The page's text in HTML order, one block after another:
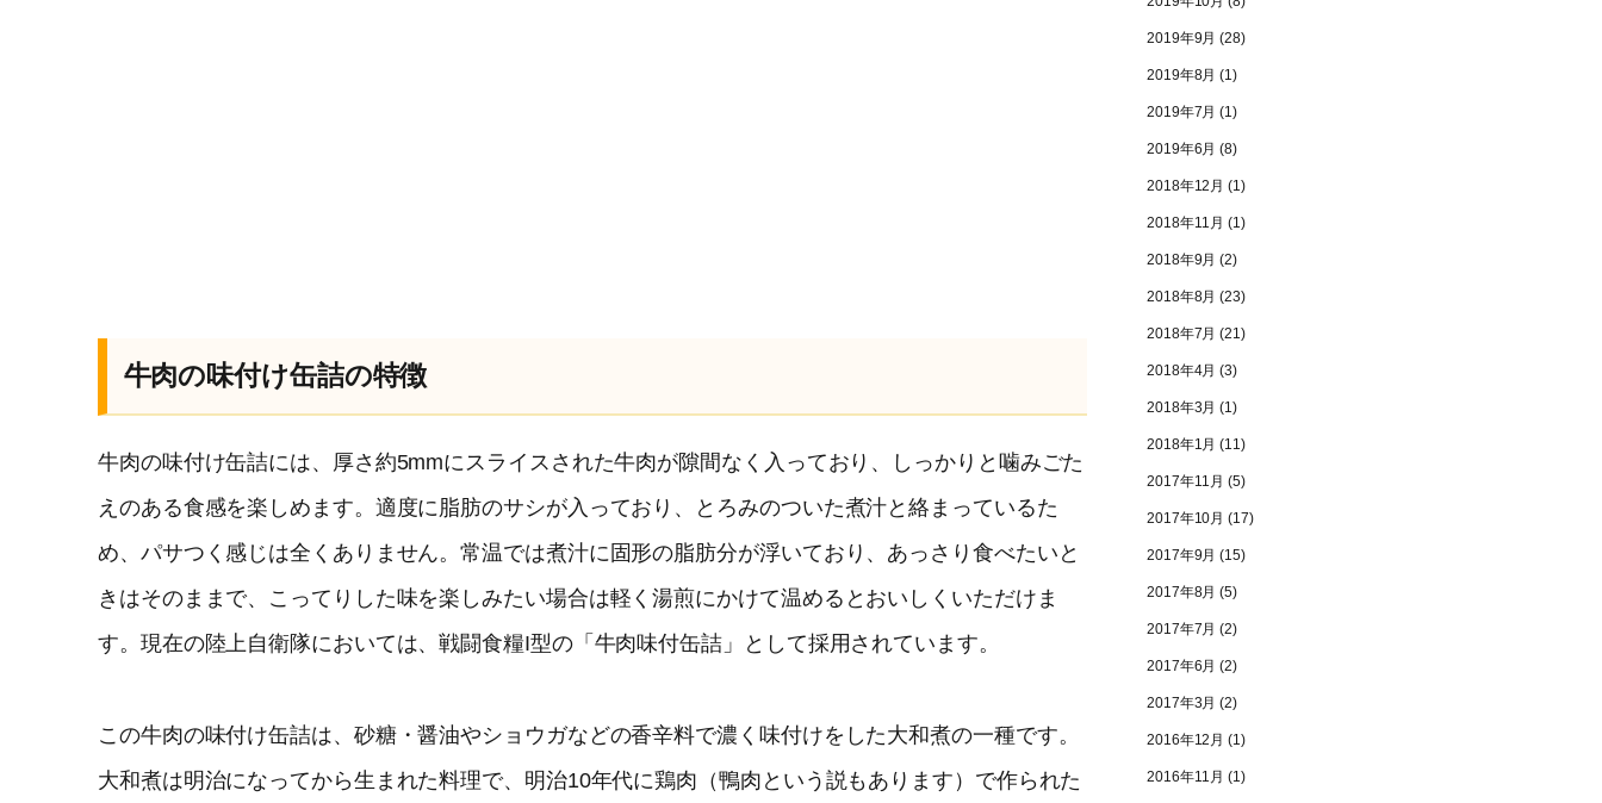
牛肉の味付け缶詰の特徴
牛肉の味付け缶詰には、厚さ約5mmにスライスされた牛肉が隙間なく入っており、しっかりと噛みごた
えのある食感を楽しめます。適度に脂肪のサシが入っており、とろみのついた煮汁と絡まっているた
め、パサつく感じは全くありません。常温では煮汁に固形の脂肪分が浮いており、あっさり食べたいと
きはそのままで、こってりした味を楽しみたい場合は軽く湯煎にかけて温めるとおいしくいただけま
す。現在の陸上自衛隊においては、戦闘食糧I型の「牛肉味付缶詰」として採用されています。
この牛肉の味付け缶詰は、砂糖・醤油やショウガなどの香辛料で濃く味付けをした大和煮の一種です。
大和煮は明治になってから生まれた料理で、明治10年代に鶏肉（鴨肉という説もあります）で作られた
2019年9月 (28)
2019年8月 (1)
2019年7月 (1)
2019年6月 (8)
2018年12月 (1)
2018年11月 (1)
2018年9月 (2)
2018年8月 (23)
2018年7月 (21)
2018年4月 (3)
2018年3月 (1)
2018年1月 (11)
2017年11月 (5)
2017年10月 (17)
2017年9月 (15)
2017年8月 (5)
2017年7月 (2)
2017年6月 (2)
2017年3月 (2)
2016年12月 (1)
2016年11月 (1)